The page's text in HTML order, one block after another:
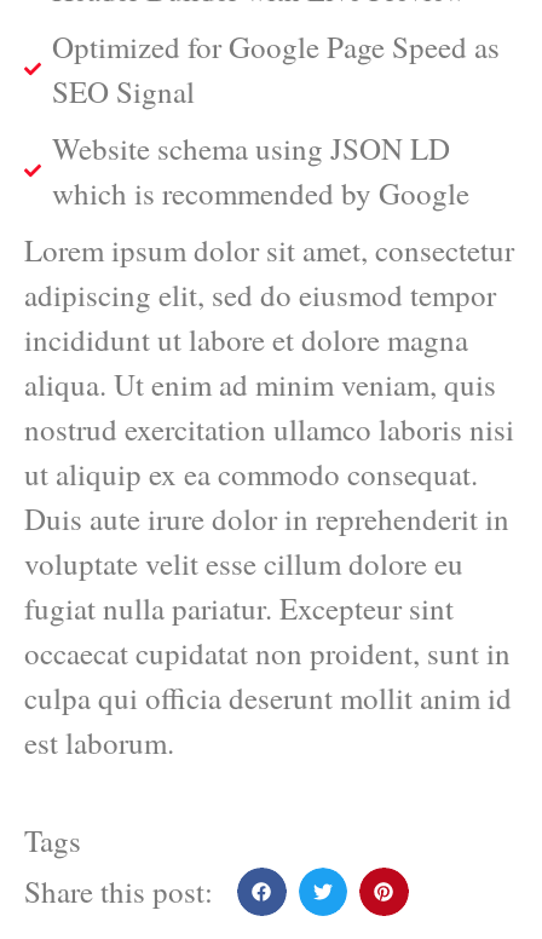
Optimized for Google Page Speed as
SEO Signal
Website schema using JSON LD
which is recommended by Google
Lorem ipsum dolor sit amet, consectetur
adipiscing elit, sed do eiusmod tempor
incididunt ut labore et dolore magna
aliqua. Ut enim ad minim veniam, quis
nostrud exercitation ullamco laboris nisi
ut aliquip ex ea commodo consequat.
Duis aute irure dolor in reprehenderit in
voluptate velit esse cillum dolore eu
fugiat nulla pariatur. Excepteur sint
occaecat cupidatat non proident, sunt in
culpa qui officia deserunt mollit anim id
est laborum.
Tags
Share this post: